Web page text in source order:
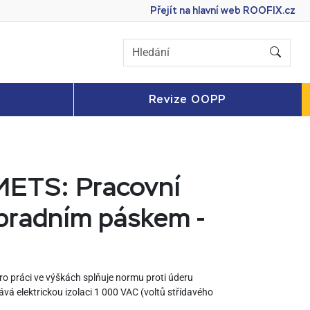
Přejít na hlavní web ROOFIX.cz
Revize OOPP
Pracovní
páskem -
práci ve výškách splňuje normu proti úderu
elektrickou izolaci 1 000 VAC (voltů střídavého